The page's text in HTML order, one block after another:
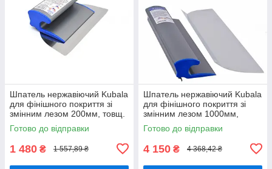
Шпатель нержавіючий Kubala
для фінішного покриття зі
змінним лезом 200мм, товщ.
0,3мм
Готово до відправки
1 480 ₴ 1 557,89 ₴
Шпатель нержавіючий Kubala
для фінішного покриття зі
змінним лезом 1000мм,
товщ. 0,3мм
Готово до відправки
4 150 ₴ 4 368,42 ₴